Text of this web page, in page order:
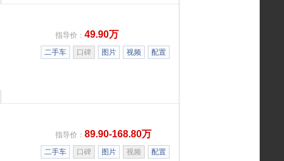
指导价： 49.90万
二手车 口碑 图片 视频 配置
指导价： 89.90-168.80万
二手车 口碑 图片 视频 配置